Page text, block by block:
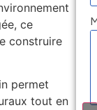
ce
construire
permet
tout en